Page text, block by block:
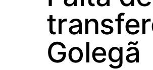
Golegã